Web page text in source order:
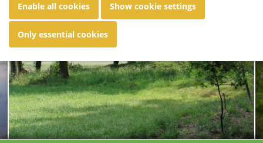
Enable all cookies Show cookie settings
Only essential cookies